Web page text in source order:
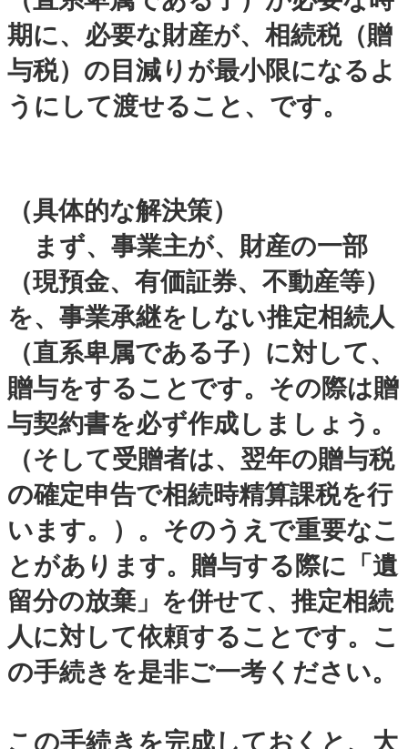
期に、必要な財産が、相続税（贈
与税）の目減りが最小限になるよ
うにして渡せること、です。
（具体的な解決策）
まず、事業主が、財産の一部
（現預金、有価証券、不動産等）
を、事業承継をしない推定相続人
（直系卑属である子）に対して、
贈与をすることです。その際は贈
与契約書を必ず作成しましょう。
（そして受贈者は、翌年の贈与税
の確定申告で相続時精算課税を行
います。）。そのうえで重要なこ
とがあります。贈与する際に「遺
留分の放棄」を併せて、推定相続
人に対して依頼することです。こ
の手続きを是非ご一考ください。
この手続きを完成しておくと、大